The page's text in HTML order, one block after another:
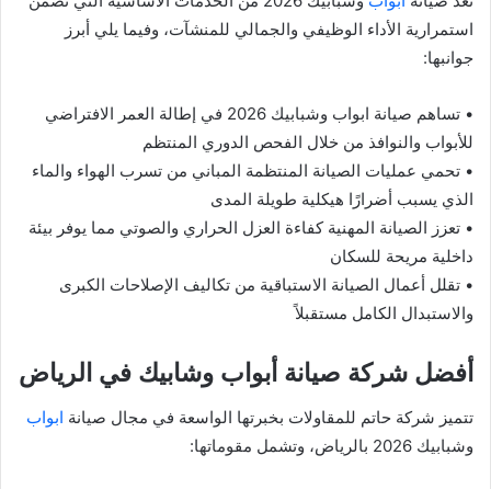
استمرارية الأداء الوظيفي والجمالي للمنشآت، وفيما يلي أبرز
جوانبها:
• تساهم صيانة ابواب وشبابيك 2026 في إطالة العمر الافتراضي
للأبواب والنوافذ من خلال الفحص الدوري المنتظم
• تحمي عمليات الصيانة المنتظمة المباني من تسرب الهواء والماء
الذي يسبب أضرارًا هيكلية طويلة المدى
• تعزز الصيانة المهنية كفاءة العزل الحراري والصوتي مما يوفر بيئة
داخلية مريحة للسكان
• تقلل أعمال الصيانة الاستباقية من تكاليف الإصلاحات الكبرى
والاستبدال الكامل مستقبلاً
أفضل شركة صيانة أبواب وشابيك في الرياض
تتميز شركة حاتم للمقاولات بخبرتها الواسعة في مجال صيانة ابواب
وشبابيك 2026 بالرياض، وتشمل مقوماتها: